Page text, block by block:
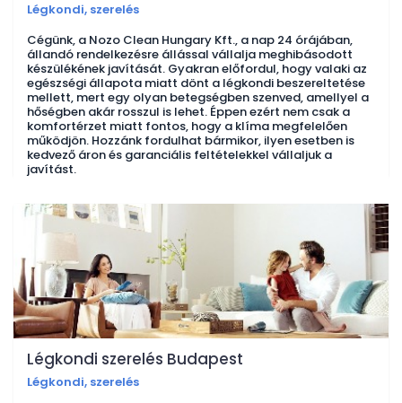
Légkondi, szerelés
Cégünk, a Nozo Clean Hungary Kft., a nap 24 órájában,
állandó rendelkezésre állással vállalja meghibásodott
készülékének javítását. Gyakran előfordul, hogy valaki az
egészségi állapota miatt dönt a légkondi beszereltetése
mellett, mert egy olyan betegségben szenved, amellyel a
hőségben akár rosszul is lehet. Éppen ezért nem csak a
komfortérzet miatt fontos, hogy a klíma megfelelően
működjön. Hozzánk fordulhat bármikor, ilyen esetben is
kedvező áron és garanciális feltételekkel vállaljuk a
javítást.
Légkondi szerelés Budapest
Légkondi, szerelés